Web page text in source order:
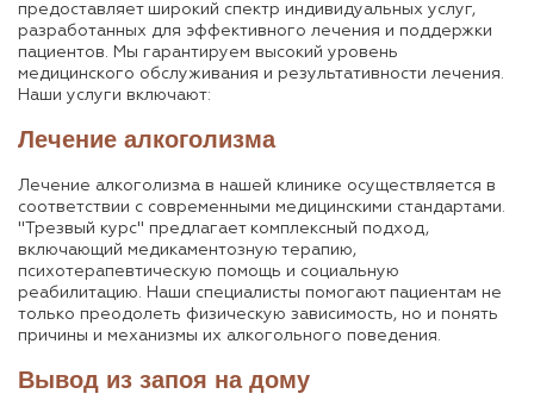
предоставляет широкий спектр индивидуальных услуг,
разработанных для эффективного лечения и поддержки
пациентов. Мы гарантируем высокий уровень
медицинского обслуживания и результативности лечения.
Наши услуги включают:
Лечение алкоголизма
Лечение алкоголизма в нашей клинике осуществляется в
соответствии с современными медицинскими стандартами.
"Трезвый курс" предлагает комплексный подход,
включающий медикаментозную терапию,
психотерапевтическую помощь и социальную
реабилитацию. Наши специалисты помогают пациентам не
только преодолеть физическую зависимость, но и понять
причины и механизмы их алкогольного поведения.
Вывод из запоя на дому